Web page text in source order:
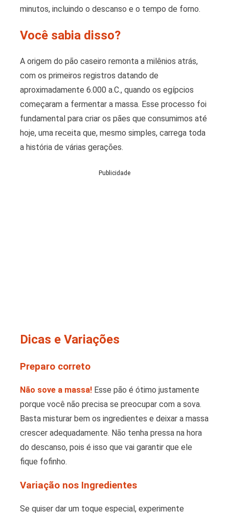
minutos, incluindo o descanso e o tempo de forno.
Você sabia disso?
A origem do pão caseiro remonta a milênios atrás,
com os primeiros registros datando de
aproximadamente 6.000 a.C., quando os egípcios
começaram a fermentar a massa. Esse processo foi
fundamental para criar os pães que consumimos até
hoje, uma receita que, mesmo simples, carrega toda
a história de várias gerações.
Publicidade
Dicas e Variações
Preparo correto
Não sove a massa! Esse pão é ótimo justamente
porque você não precisa se preocupar com a sova.
Basta misturar bem os ingredientes e deixar a massa
crescer adequadamente. Não tenha pressa na hora
do descanso, pois é isso que vai garantir que ele
fique fofinho.
Variação nos Ingredientes
Se quiser dar um toque especial, experimente